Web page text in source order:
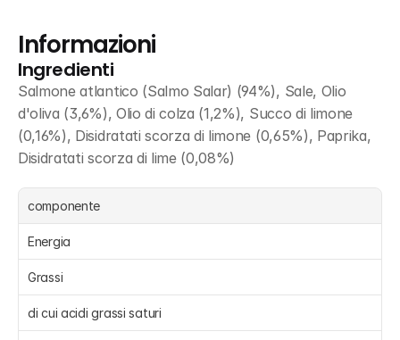
Informazioni
Ingredienti
Salmone atlantico (Salmo Salar) (94%), Sale, Olio
d'oliva (3,6%), Olio di colza (1,2%), Succo di limone
(0,16%), Disidratati scorza di limone (0,65%), Paprika,
Disidratati scorza di lime (0,08%)
componente
Energia
Grassi
di cui acidi grassi saturi